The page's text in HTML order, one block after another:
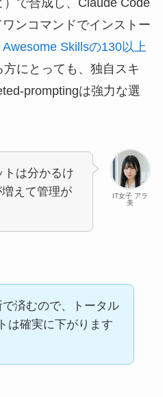
ンコマンドでインストー
Skillsの130以上
にとっても、独自スキ
promptingは強力な選
IT女子 アラ
美
は分かるけ
えて管理が
済むので、トータル
は確実に下がります